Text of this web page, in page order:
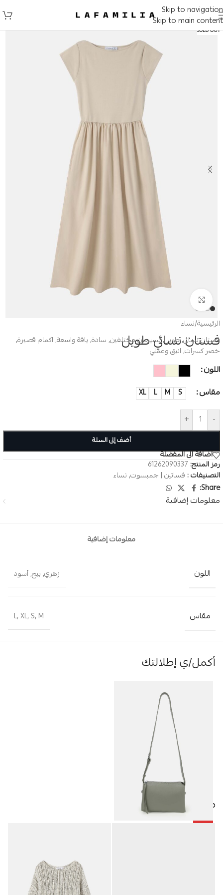
Skip to navigation
Skip to main content
SOLD OUT
الرئيسية/نساء
فستان نسائي طويل
فستان نسائي, طويل, نسيجين مختلفين, سادة, ياقة واسعة, اكمام قصيرة,
خصر كسرات, انيق وعملي
اللون
مقاس
S
M
L
XL
-
+
أضف إلى السلة
اضافة الى المفضلة
رمز المنتج: 61262090337
التصنيفات : فساتين | جمبسوت, نساء
Share:
معلومات إضافية
معلومات إضافية
اللون زهري, بيج,أسود
مقاس L, XL, S, M
أكمل/ي إطلالتك
منتجات مميزة